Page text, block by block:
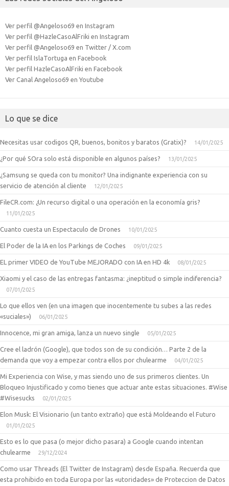
Ver perfil @Angeloso69 en Instagram
Ver perfil @HazleCasoAlFriki en Instagram
Ver perfil @Angeloso69 en Twitter / X.com
Ver perfil IslaTortuga en Facebook
Ver perfil HazleCasoAlFriki en Facebook
Ver Canal Angeloso69 en Youtube
Lo que se dice
Necesitas usar codigos QR, buenos, bonitos y baratos (Gratix)? 14/01/2025
¿Por qué SOra solo está disponible en algunos países? 13/01/2025
¿Samsung se queda con tu monitor? Una indignante experiencia con su
servicio de atención al cliente
12/01/2025
FileCR.com: ¿Un recurso digital o una operación en la economía gris?
11/01/2025
Cuanto cuesta un Espectaculo de Drones 10/01/2025
El Poder de la IA en los Parkings de Coches 09/01/2025
EL primer VIDEO de YouTube MEJORADO con IA en HD 4k 08/01/2025
Xiaomi y el caso de las entregas fantasma: ¿ineptitud o simple indiferencia?
07/01/2025
Lo que ellos ven (en una imagen que inocentemente tu subes a las redes
«suciales»)
06/01/2025
Innocence, mi gran amiga, lanza un nuevo single 05/01/2025
Cree el ladrón (Google), que todos son de su condición… Parte 2 de la
demanda que voy a empezar contra ellos por chulearme
04/01/2025
Mi Experiencia con Wise, y mas siendo uno de sus primeros clientes. Un
Bloqueo Injustificado y como tienes que actuar ante estas situaciones. #Wise
#Wisesucks
02/01/2025
Elon Musk: El Visionario (un tanto extraño) que está Moldeando el Futuro
01/01/2025
Esto es lo que pasa (o mejor dicho pasara) a Google cuando intentan
chulearme
29/12/2024
Como usar Threads (El Twitter de Instagram) desde España. Recuerda que
esta prohibido en toda Europa por las «utoridades» de Proteccion de Datos